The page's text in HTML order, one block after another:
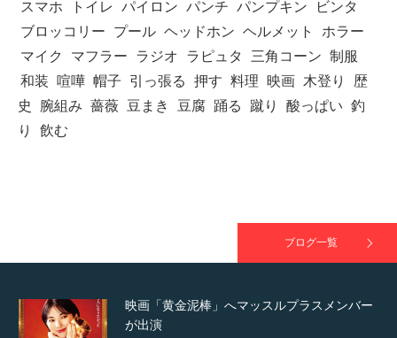
スマホ
トイレ パイロン パンチ パンプキン
ビンタ
ブロッコリー
プール ヘッドホン ヘルメット
ホラー
マイク
マフラー ラジオ ラピュタ 三角コーン 制服
和装
喧嘩 帽子 引っ張る 押す 料理 映画 木登り
歴
史
腕組み 薔薇 豆まき 豆腐 踊る 蹴り 酸っぱい 釣
り
飲む
ブログ一覧
TOKYO FMラジオ番組「ONE MORNING」
で紹介さ…
映画「黄金泥棒」へマッスルプラスメンバー
が出演